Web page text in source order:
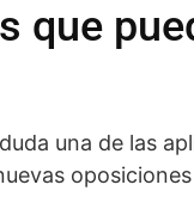
que
una de las